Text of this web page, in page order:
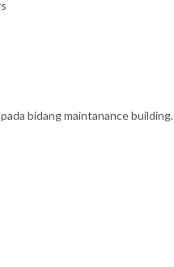
bidang maintanance building.